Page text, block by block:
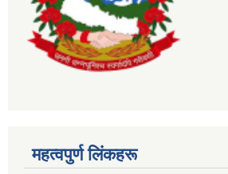
महत्वपुर्ण लिंकहरू